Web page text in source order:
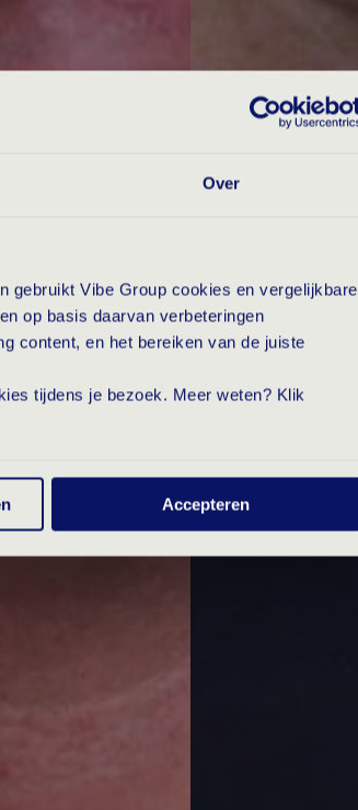
Over
gebruikt Vibe Group cookies en vergelijkbare
op basis daarvan verbeteringen
content, en het bereiken van de juiste
tijdens je bezoek. Meer weten? Klik
Accepteren